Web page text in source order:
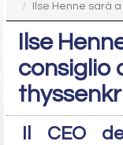
Ilse Henne sarà
Ilse
consiglio
Il CEO